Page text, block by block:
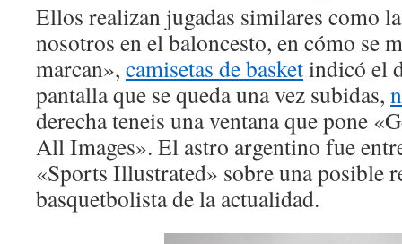
Ellos realizan jugadas similares como
nosotros en el baloncesto, en cómo se
marcan», camisetas de basketindicó el
pantalla que se queda una vez subidas,
derecha teneis una ventana que pone
All Images». El astro argentino fue
«Sports Illustrated» sobre una posible
basquetbolista de la actualidad.